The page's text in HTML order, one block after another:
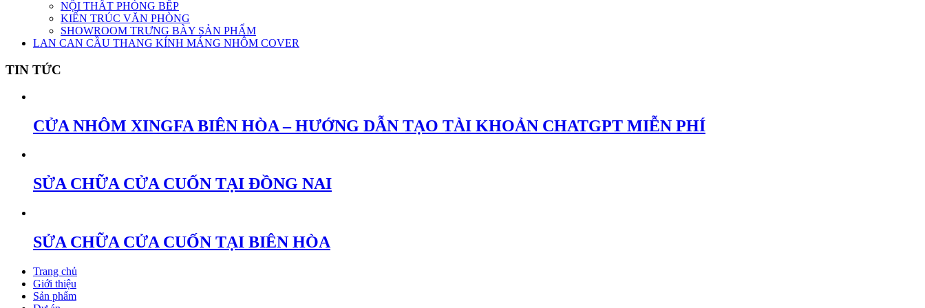
NỘI THẤT PHÒNG BẾP
KIẾN TRÚC VĂN PHÒNG
SHOWROOM TRƯNG BÀY SẢN PHẨM
LAN CAN CẦU THANG KÍNH MÁNG NHÔM COVER
TIN TỨC
CỬA NHÔM XINGFA BIÊN HÒA – HƯỚNG DẪN TẠO TÀI KHOẢN CHATGPT MIỄN PHÍ
SỬA CHỮA CỬA CUỐN TẠI ĐỒNG NAI
SỬA CHỮA CỬA CUỐN TẠI BIÊN HÒA
Trang chủ
Giới thiệu
Sản phẩm